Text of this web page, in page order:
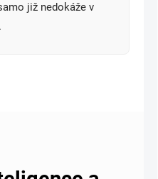
již nedokáže v